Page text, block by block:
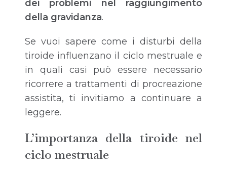
dei problemi nel raggiungimento
della gravidanza.
Se vuoi sapere come i disturbi della
tiroide influenzano il ciclo mestruale e
in quali casi può essere necessario
ricorrere a trattamenti di procreazione
assistita, ti invitiamo a continuare a
leggere.
L’importanza della tiroide nel
ciclo mestruale